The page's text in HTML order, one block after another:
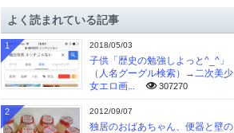
ブよく読まれている記事
2018/05/03
子供「歴史の勉強しよっと^_^」
（人名グーグル検索）→二次美少
女エロ画...
307270
1
2012/09/07
独居のおばあちゃん、便器と壁の
2